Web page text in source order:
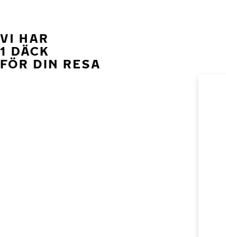
VI HAR
1 DÄCK
FÖR DIN RESA